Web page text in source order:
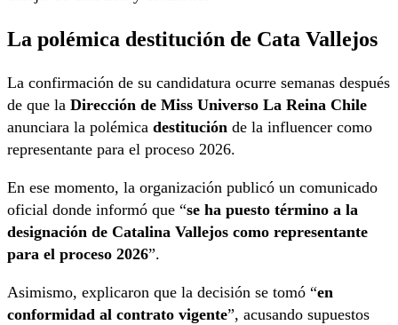
La polémica destitución de Cata Vallejos
La confirmación de su candidatura ocurre semanas después
de que la Dirección de Miss Universo La Reina Chile
anunciara la polémica destitución de la influencer como
representante para el proceso 2026.
En ese momento, la organización publicó un comunicado
oficial donde informó que “se ha puesto término a la
designación de Catalina Vallejos como representante
para el proceso 2026”.
Asimismo, explicaron que la decisión se tomó “en
conformidad al contrato vigente”, acusando supuestos